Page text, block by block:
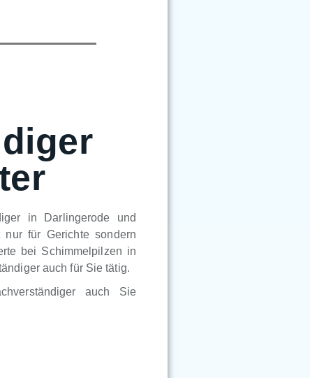
in Darlingerode und
nur für Gerichte sondern
bei Schimmelpilzen in
auch für Sie tätig.
auch Sie